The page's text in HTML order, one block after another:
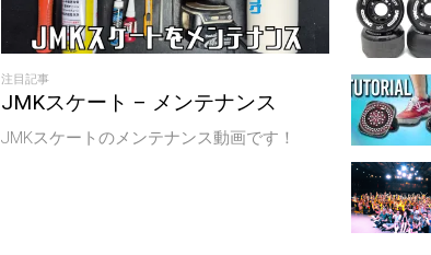
注目記事
JMKスケート – メンテナンス
JMKスケートのメンテナンス動画です！